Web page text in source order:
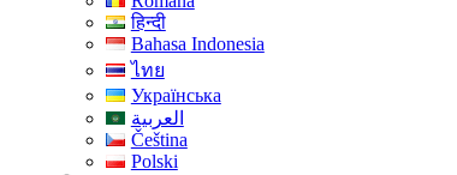
हिन्दी
Bahasa Indonesia
ไทย
Українська
العربية
Čeština
Polski